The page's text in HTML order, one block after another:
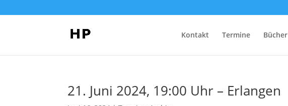
Kontakt Termine Bücher
21. Juni 2024, 19:00 Uhr – Erlangen